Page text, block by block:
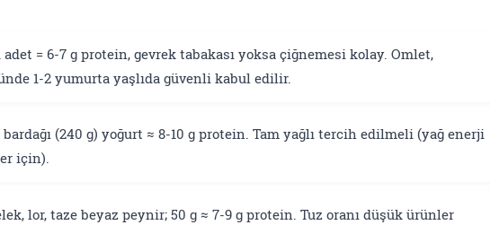
adet = 6-7 g protein, gevrek tabakası yoksa çiğnemesi kolay. Omlet,
1-2 yumurta yaşlıda güvenli kabul edilir.
bardağı (240 g) yoğurt ≈ 8-10 g protein. Tam yağlı tercih edilmeli (yağ enerji
için).
lor, taze beyaz peynir; 50 g ≈ 7-9 g protein. Tuz oranı düşük ürünler